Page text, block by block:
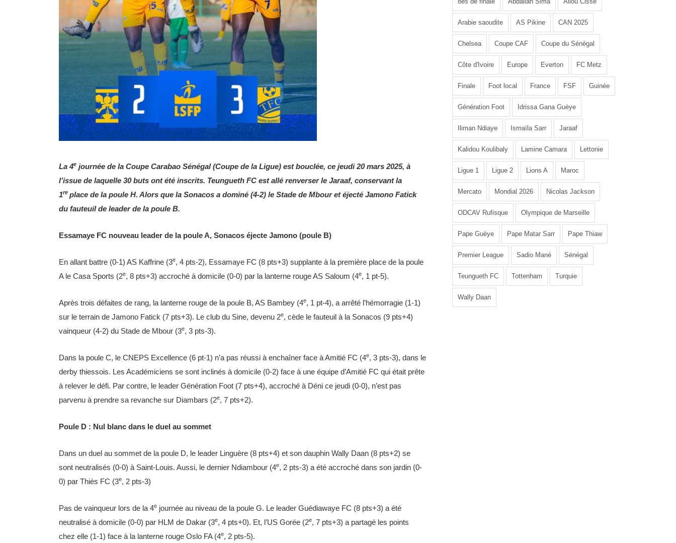
La 4e journée de la Coupe Carabao Sénégal (Coupe de la Ligue) est bouclée, ce jeudi 20 mars 2025, à
l’issue de laquelle 30 buts ont été inscrits. Teungueth FC est allé renverser le Jaraaf, conservant la
1re place de la poule H. Alors que la Sonacos a dominé (4-2) le Stade de Mbour et éjecté Jamono Fatick
du fauteuil de leader de la poule B.
Essamaye FC nouveau leader de la poule A, Sonacos éjecte Jamono (poule B)
En allant battre (0-1) AS Kaffrine (3e, 4 pts-2), Essamaye FC (8 pts+3) supplante à la première place de la poule
A le Casa Sports (2e, 8 pts+3) accroché à domicile (0-0) par la lanterne rouge AS Saloum (4e, 1 pt-5).
Après trois défaites de rang, la lanterne rouge de la poule B, AS Bambey (4e, 1 pt-4), a arrêté l’hémorragie (1-1)
sur le terrain de Jamono Fatick (7 pts+3). Le club du Sine, devenu 2e, cède le fauteuil à la Sonacos (9 pts+4)
vainqueur (4-2) du Stade de Mbour (3e, 3 pts-3).
Dans la poule C, le CNEPS Excellence (6 pt-1) n’a pas réussi à enchaîner face à Amitié FC (4e, 3 pts-3), dans le
derby thiessois. Les Académiciens se sont inclinés à domicile (0-2) face à une équipe d’Amitié FC qui était prête
à relever le défi. Par contre, le leader Génération Foot (7 pts+4), accroché à Déni ce jeudi (0-0), n’est pas
parvenu à prendre sa revanche sur Diambars (2e, 7 pts+2).
Poule D : Nul blanc dans le duel au sommet
Dans un duel au sommet de la poule D, le leader Linguère (8 pts+4) et son dauphin Wally Daan (8 pts+2) se
sont neutralisés (0-0) à Saint-Louis. Aussi, le dernier Ndiambour (4e, 2 pts-3) a été accroché dans son jardin (0-
0) par Thiès FC (3e, 2 pts-3)
Pas de vainqueur lors de la 4e journée au niveau de la poule G. Le leader Guédiawaye FC (8 pts+3) a été
neutralisé à domicile (0-0) par HLM de Dakar (3e, 4 pts+0). Et, l’US Gorée (2e, 7 pts+3) a partagé les points
chez elle (1-1) face à la lanterne rouge Oslo FA (4e, 2 pts-5).
Arabie saoudite AS Pikine CAN 2025
Chelsea Coupe CAF Coupe du Sénégal
Côte d'Ivoire Europe Everton FC Metz
Finale Foot local France FSF Guinée
Génération Foot Idrissa Gana Guèye
Iliman Ndiaye Ismaïla Sarr Jaraaf
Kalidou Koulibaly Lamine Camara Lettonie
Ligue 1 Ligue 2 Lions A Maroc
Mercato Mondial 2026 Nicolas Jackson
ODCAV Rufisque Olympique de Marseille
Pape Guèye Pape Matar Sarr Pape Thiaw
Premier League Sadio Mané Sénégal
Teungueth FC Tottenham Turquie
Wally Daan